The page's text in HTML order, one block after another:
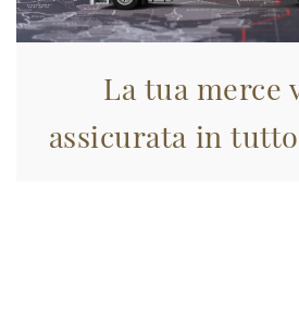
La tua merce
assicurata in